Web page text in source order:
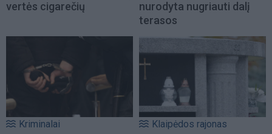
vertės cigarečių
nurodyta nugriauti dalį
terasos
Kriminalai Klaipėdos rajonas